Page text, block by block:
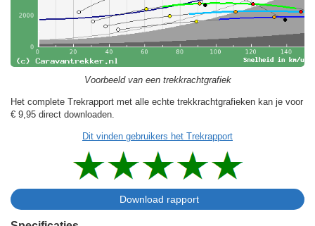
Voorbeeld van een trekkrachtgrafiek
Het complete Trekrapport met alle echte trekkrachtgrafieken kan je voor
€ 9,95 direct downloaden.
Dit vinden gebruikers het Trekrapport